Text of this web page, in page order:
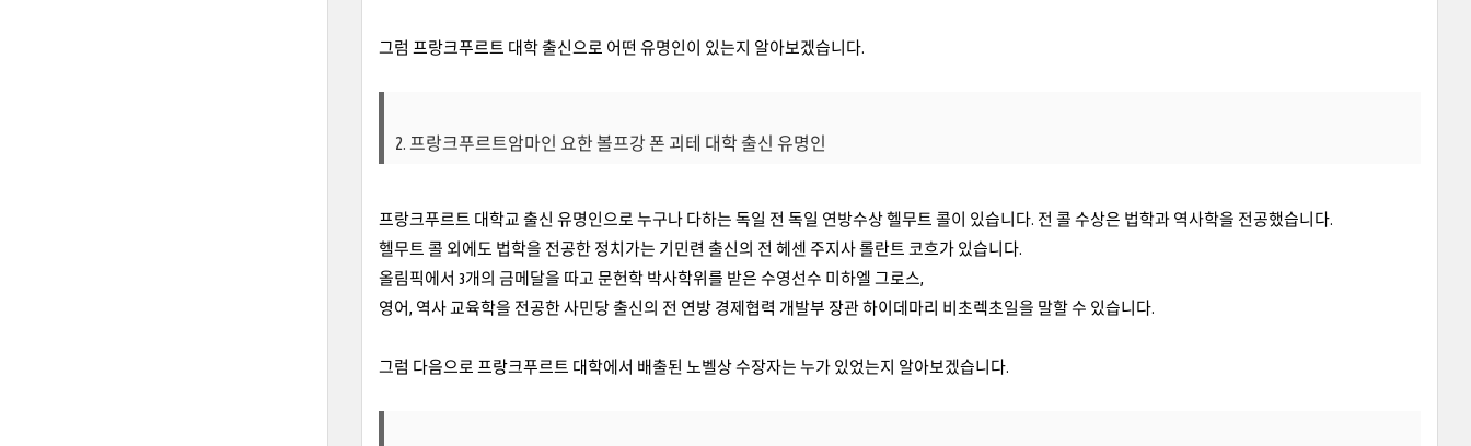
그럼 프랑크푸르트 대학 출신으로 어떤 유명인이 있는지 알아보겠습니다.
2. 프랑크푸르트암마인 요한 볼프강 폰 괴테 대학 출신 유명인
프랑크푸르트 대학교 출신 유명인으로 누구나 다하는 독일 전 독일 연방수상 헬무트 콜이 있습니다. 전 콜 수상은 법학과 역사학을 전공했습니다.
헬무트 콜 외에도 법학을 전공한 정치가는 기민련 출신의 전 헤센 주지사 롤란트 코흐가 있습니다.
올림픽에서 3개의 금메달을 따고 문헌학 박사학위를 받은 수영선수 미하엘 그로스,
영어, 역사 교육학을 전공한 사민당 출신의 전 연방 경제협력 개발부 장관 하이데마리 비초렉초일을 말할 수 있습니다.
그럼 다음으로 프랑크푸르트 대학에서 배출된 노벨상 수장자는 누가 있었는지 알아보겠습니다.